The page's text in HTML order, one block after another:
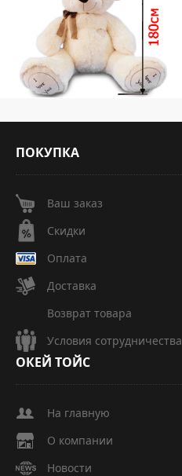
ПОКУПКА
Ваш заказ
Скидки
Оплата
Доставка
Возврат товара
Условия сотрудничества
ОКЕЙ ТОЙС
На главную
О компании
Новости